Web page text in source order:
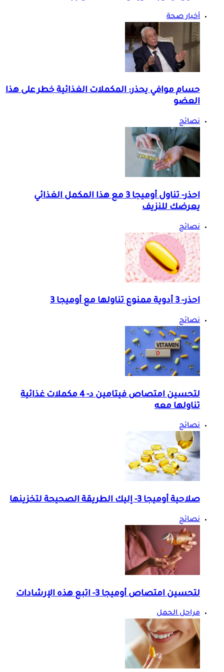
أخبار صحة
حسام موافي يحذر: المكملات الغذائية خطر على هذا
العضو
نصائح
احذر- تناول أوميجا 3 مع هذا المكمل الغذائي
يعرضك للنزيف
نصائح
احذر- 3 أدوية ممنوع تناولها مع أوميجا 3
نصائح
لتحسين امتصاص فيتامين د- 4 مكملات غذائية
تناولها معه
نصائح
صلاحية أوميجا 3- إليك الطريقة الصحيحة لتخزينها
نصائح
لتحسين امتصاص أوميجا 3- اتبع هذه الإرشادات
مراحل الحمل